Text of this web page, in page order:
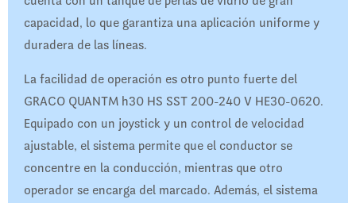
capacidad, lo que garantiza una aplicación uniforme y
duradera de las líneas.
La facilidad de operación es otro punto fuerte del
GRACO QUANTM h30 HS SST 200-240 V HE30-0620.
Equipado con un joystick y un control de velocidad
ajustable, el sistema permite que el conductor se
concentre en la conducción, mientras que otro
operador se encarga del marcado. Además, el sistema